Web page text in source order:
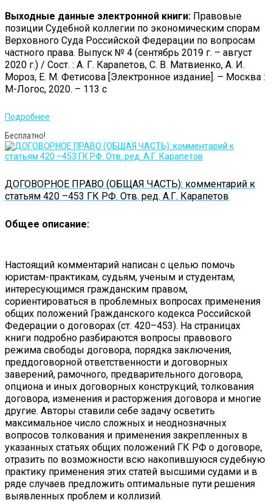
Выходные данные электронной книги: Правовые
позиции Судебной коллегии по экономическим спорам
Верховного Суда Российской Федерации по вопросам
частного права. Выпуск № 4 (сентябрь 2019 г. – август
2020 г.) / Сост. : А. Г. Карапетов, С. В. Матвиенко, А. И.
Мороз, Е. М. Фетисова [Электронное издание]. – Москва :
М-Логос, 2020. – 113 с
Подробнее
Бесплатно!
ДОГОВОРНОЕ ПРАВО (ОБЩАЯ ЧАСТЬ): комментарий к
статьям 420 –453 ГК РФ. Отв. ред. А.Г. Карапетов
Общее описание:
Настоящий комментарий написан с целью помочь
юристам-практикам, судьям, ученым и студентам,
интересующимся гражданским правом,
сориентироваться в проблемных вопросах применения
общих положений Гражданского кодекса Российской
Федерации о договорах (ст. 420–453). На страницах
книги подробно разбираются вопросы правового
режима свободы договора, порядка заключения,
преддоговорной ответственности и договорных
заверений, рамочного, предварительного договора,
опциона и иных договорных конструкций, толкования
договора, изменения и расторжения договора и многие
другие. Авторы ставили себе задачу осветить
максимальное число сложных и неоднозначных
вопросов толкования и применения закрепленных в
указанных статьях общих положений ГК РФ о договоре,
отразить по возможности всю накопившуюся судебную
практику применения этих статей высшими судами и в
ряде случаев предложить оптимальные пути решения
выявленных проблем и коллизий.